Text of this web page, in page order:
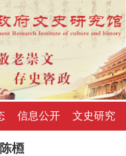
信息公开 文史研究
陈槱